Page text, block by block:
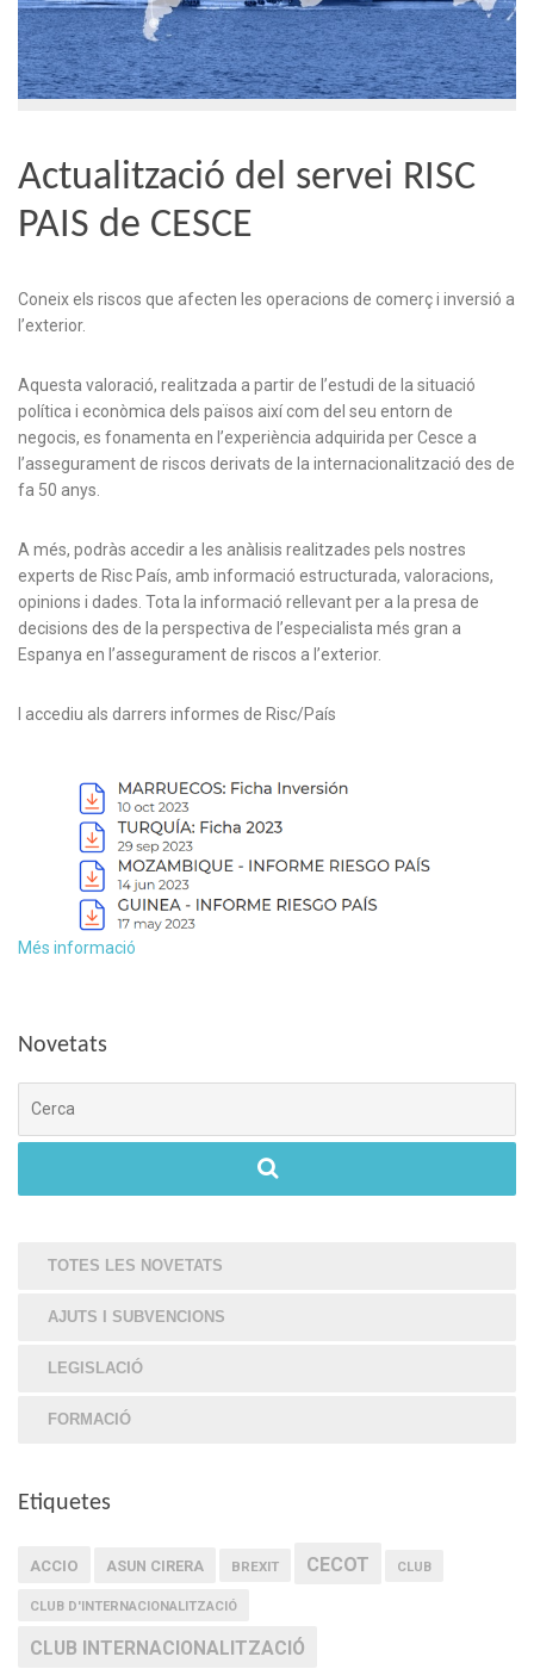
Actualització del servei RISC
PAIS de CESCE
Coneix els riscos que afecten les operacions de comerç i inversió a
l’exterior.
Aquesta valoració, realitzada a partir de l’estudi de la situació
política i econòmica dels països així com del seu entorn de
negocis, es fonamenta en l’experiència adquirida per Cesce a
l’assegurament de riscos derivats de la internacionalització des de
fa 50 anys.
A més, podràs accedir a les anàlisis realitzades pels nostres
experts de Risc País, amb informació estructurada, valoracions,
opinions i dades. Tota la informació rellevant per a la presa de
decisions des de la perspectiva de l’especialista més gran a
Espanya en l’assegurament de riscos a l’exterior.
I accediu als darrers informes de Risc/País
Més informació
Novetats
TOTES LES NOVETATS
AJUTS I SUBVENCIONS
LEGISLACIÓ
FORMACIÓ
Etiquetes
ACCIO ASUN CIRERA BREXIT CECOT CLUB
CLUB D'INTERNACIONALITZACIÓ
CLUB INTERNACIONALITZACIÓ